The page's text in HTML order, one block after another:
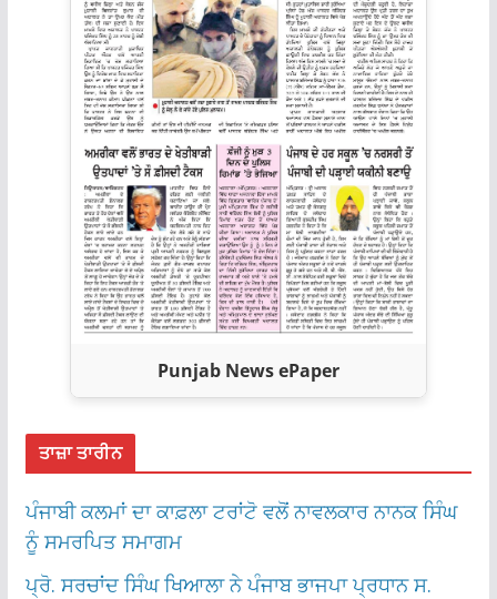
Punjab News ePaper
ਤਾਜ਼ਾ ਤਾਰੀਨ
ਪੰਜਾਬੀ ਕਲਮਾਂ ਦਾ ਕਾਫ਼ਲਾ ਟਰਾਂਟੋ ਵਲੋਂ ਨਾਵਲਕਾਰ ਨਾਨਕ ਸਿੰਘ
ਨੂੰ ਸਮਰਪਿਤ ਸਮਾਗਮ
ਪ੍ਰੋ. ਸਰਚਾਂਦ ਸਿੰਘ ਖਿਆਲਾ ਨੇ ਪੰਜਾਬ ਭਾਜਪਾ ਪ੍ਰਧਾਨ ਸ.